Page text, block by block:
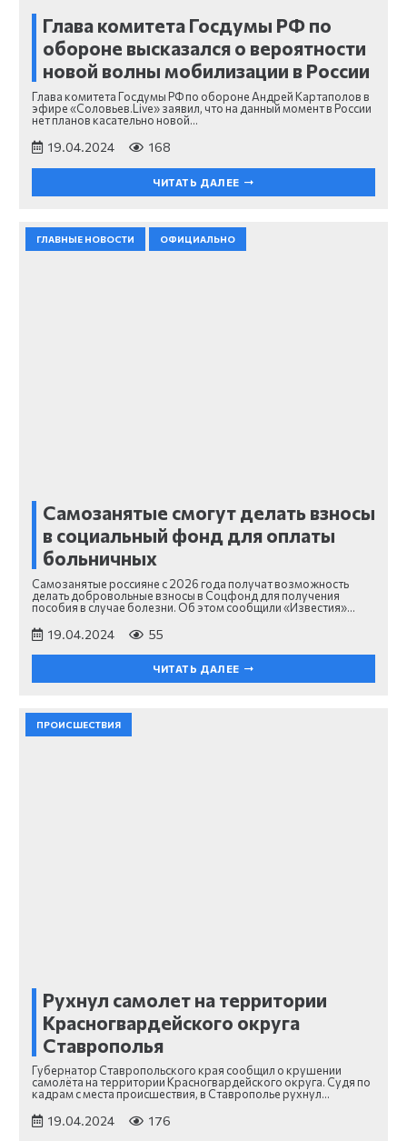
Глава комитета Госдумы РФ по
обороне высказался о вероятности
новой волны мобилизации в России
Глава комитета Госдумы РФ по обороне Андрей Картаполов в
эфире «Соловьев.Live» заявил, что на данный момент в России
нет планов касательно новой…
19.04.2024 168
ЧИТАТЬ ДАЛЕЕ
ГЛАВНЫЕ НОВОСТИ ОФИЦИАЛЬНО
Самозанятые смогут делать взносы
в социальный фонд для оплаты
больничных
Самозанятые россияне с 2026 года получат возможность
делать добровольные взносы в Соцфонд для получения
пособия в случае болезни. Об этом сообщили «Известия»…
19.04.2024 55
ЧИТАТЬ ДАЛЕЕ
ПРОИСШЕСТВИЯ
Рухнул самолет на территории
Красногвардейского округа
Ставрополья
Губернатор Ставропольского края сообщил о крушении
самолёта на территории Красногвардейского округа. Судя по
кадрам с места происшествия, в Ставрополье рухнул…
19.04.2024 176